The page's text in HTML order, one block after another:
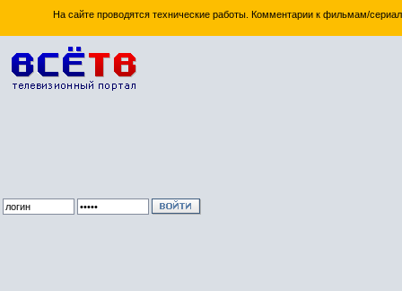
На сайте проводятся технические работы. Комментарии к фильмам/